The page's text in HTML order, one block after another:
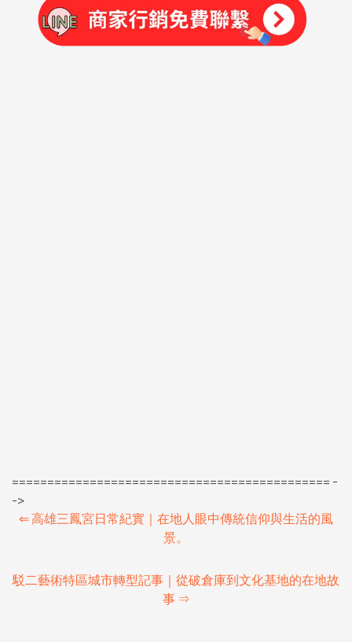
============================================= -
->
⇐高雄三鳳宮日常紀實｜在地人眼中傳統信仰與生活的風
景。
駁二藝術特區城市轉型記事｜從破倉庫到文化基地的在地故
事⇒